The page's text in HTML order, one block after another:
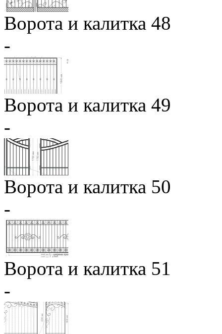
Ворота и калитка 48
-
Ворота и калитка 49
-
Ворота и калитка 50
-
Ворота и калитка 51
-